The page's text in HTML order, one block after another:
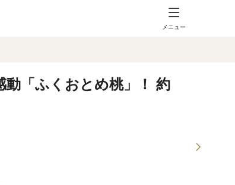
メニュー
動「ふくおとめ桃」！ 約